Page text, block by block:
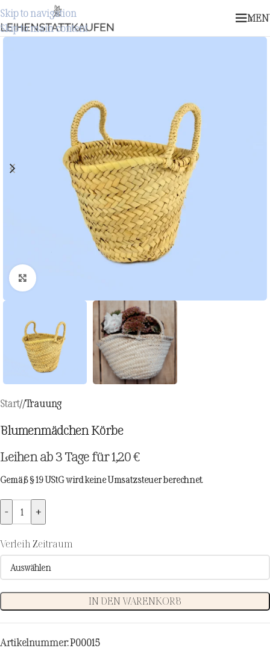
Skip to navigation
Skip to main content
Zum Vergrößern klicken
Start/ Trauung
Blumenmädchen Körbe
Leihen ab 3 Tage für1,20€
Gemäß § 19 UStG wird keine Umsatzsteuer berechnet.
- +
Verleih Zeitraum
IN DEN WARENKORB
Artikelnummer:P00015